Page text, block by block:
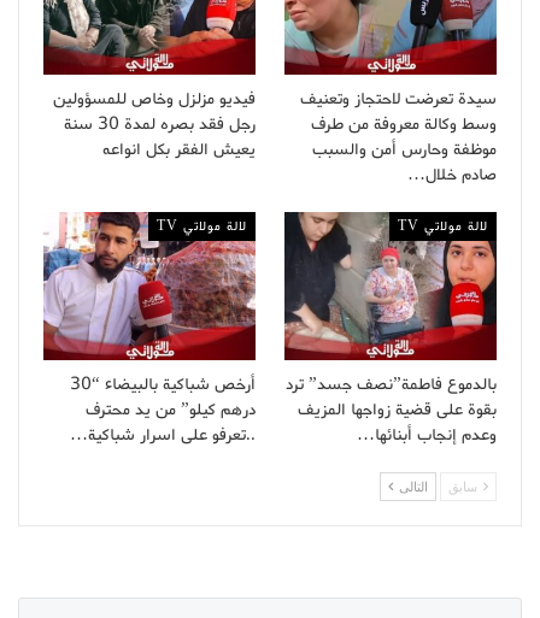
سيدة تعرضت لاحتجاز وتعنيف
وسط وكالة معروفة من طرف
موظفة وحارس أمن والسبب
صادم خلال…
فيديو مزلزل وخاص للمسؤولين
رجل فقد بصره لمدة 30 سنة
يعيش الفقر بكل انواعه
لالة مولاتي TV
بالدموع فاطمة”نصف جسد” ترد
بقوة على قضية زواجها المزيف
وعدم إنجاب أبنائها…
لالة مولاتي TV
أرخص شباكية بالبيضاء “30
درهم كيلو” من يد محترف
..تعرفو على اسرار شباكية…
سابق التالى